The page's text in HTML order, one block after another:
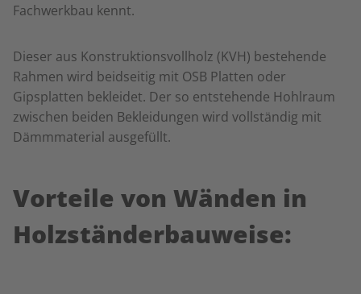
Fachwerkbau kennt.
Dieser aus Konstruktionsvollholz (KVH) bestehende
Rahmen wird beidseitig mit OSB Platten oder
Gipsplatten bekleidet. Der so entstehende Hohlraum
zwischen beiden Bekleidungen wird vollständig mit
Dämmmaterial ausgefüllt.
Vorteile von Wänden in
Holzständerbauweise: